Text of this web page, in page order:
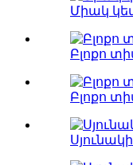
Միակ
Բլոքո
Բլոքո